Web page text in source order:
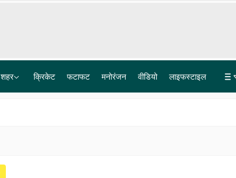
शहर क्रिकेट फटाफट मनोरंजन वीडियो लाइफस्टाइल